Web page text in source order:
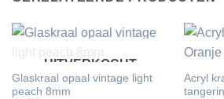
UITVERKOCHT
Glaskraal opaal vintage light
peach 8mm
Acryl